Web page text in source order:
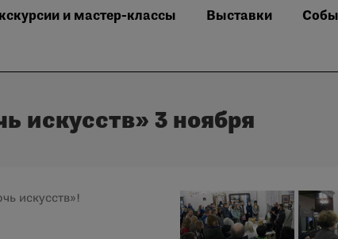
и мастер-классы Выставки
искусств» 3 ноября
искусств»!